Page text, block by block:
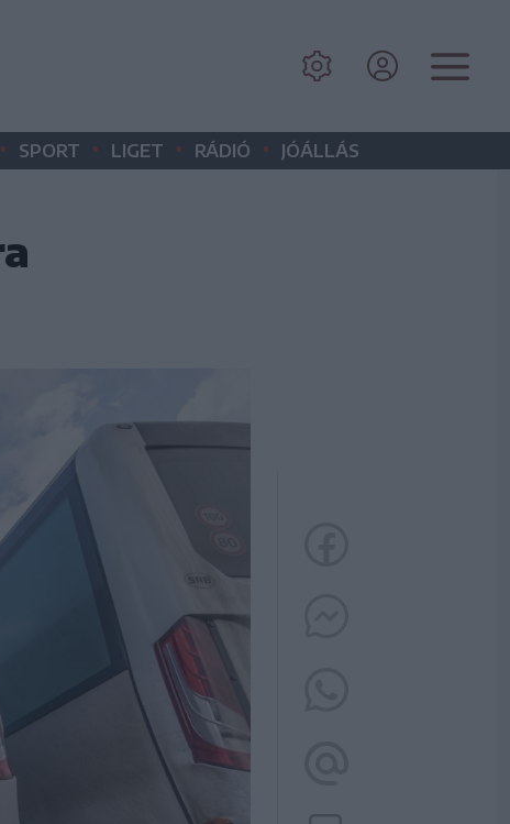
• SPORT • LIGET • RÁDIÓ • JÓÁLLÁS